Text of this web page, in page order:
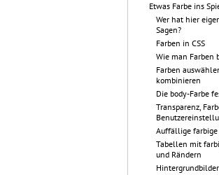
Etwas Farbe ins
Wer hat hier
Sagen?
Farben in CSS
Wie man Farben
Farben
kombinieren
Die body-Farbe
Transparenz,
Auffällige farbige
Tabellen mit
und Rändern
Hintergrundbilder